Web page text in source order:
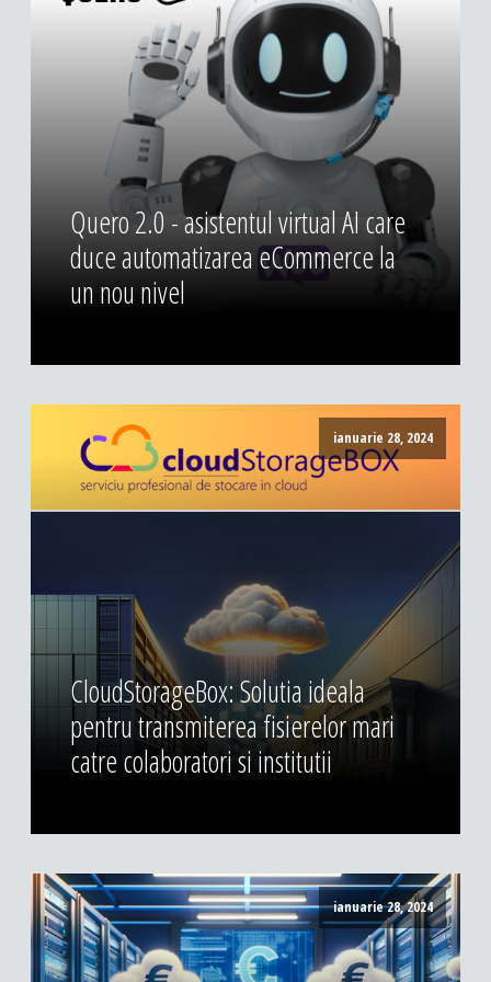
DESIGN & PRINTING
Identitate vizuala, imagine
Grafica publicitara
Grafica pentru print
Fotografie digitala
Quero 2.0 - asistentul virtual AI care
duce automatizarea eCommerce la
un nou nivel
ianuarie 28, 2024
CloudStorageBox: Solutia ideala
pentru transmiterea fisierelor mari
catre colaboratori si institutii
ianuarie 28, 2024